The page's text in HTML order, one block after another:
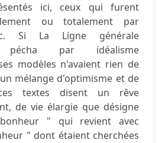
ici, ceux qui furent
ou totalement par
Si La Ligne générale
pécha par idéalisme
modèles n'avaient rien de
mélange d'optimisme et de
textes disent un rêve
de vie élargie que désigne
" qui revient avec
" dont étaient cherchées